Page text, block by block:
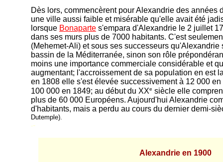
Dès lors, commencèrent pour Alexandrie des années
une ville aussi faible et misérable qu'elle avait été
lorsque Bonaparte s'empara d'Alexandrie le 2 juillet
dans ses murs plus de 7000 habitants. C'est
(Mehemet-Ali) et sous ses successeurs qu'Alexandrie
bassin de la Méditerranée, sinon son rôle
moins une importance commerciale considérable et
augmentant; l'accroissement de sa population en est
en 1808 elle s'est élevée successivement à 12 000
100 000 en 1849; au début du XXe siècle elle
plus de 60 000 Européens. Aujourd'hui Alexandrie
d'habitants, mais a perdu au cours du dernier demi-
Dutemple).
--
Alexandrie en 1900